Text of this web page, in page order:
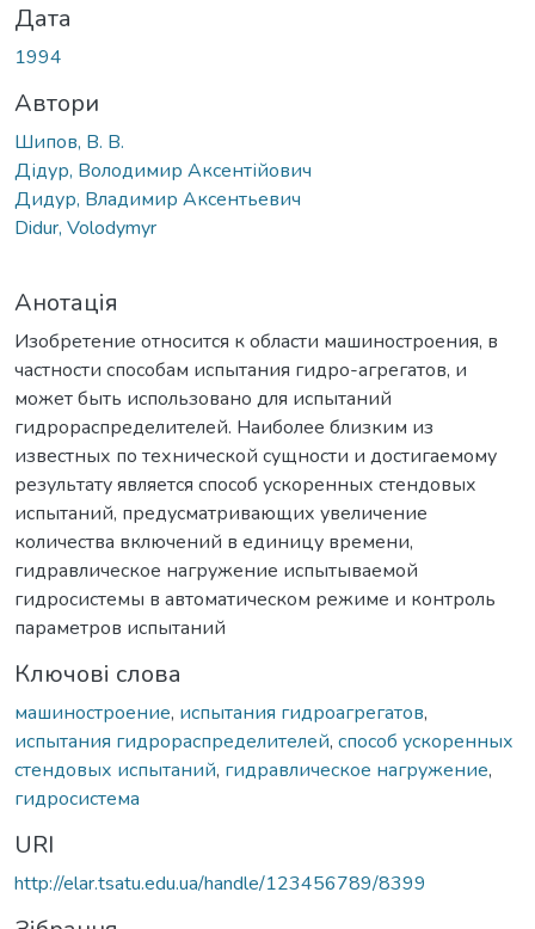
Дата
1994
Автори
Шипов, В. В.
Дідур, Володимир Аксентійович
Дидур, Владимир Аксентьевич
Didur, Volodymyr
Анотація
Изобретение относится к области машиностроения, в
частности способам испытания гидро-агрегатов, и
может быть использовано для испытаний
гидрораспределителей. Наиболее близким из
известных по технической сущности и достигаемому
результату является способ ускоренных стендовых
испытаний, предусматривающих увеличение
количества включений в единицу времени,
гидравлическое нагружение испытываемой
гидросистемы в автоматическом режиме и контроль
параметров испытаний
Ключові слова
машиностроение, испытания гидроагрегатов,
испытания гидрораспределителей, способ ускоренных
стендовых испытаний, гидравлическое нагружение,
гидросистема
URI
http://elar.tsatu.edu.ua/handle/123456789/8399